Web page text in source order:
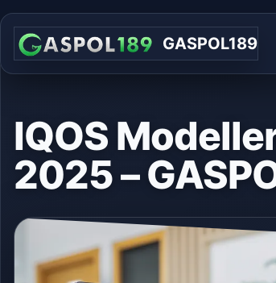
GASPOL189
IQOS
2025 –